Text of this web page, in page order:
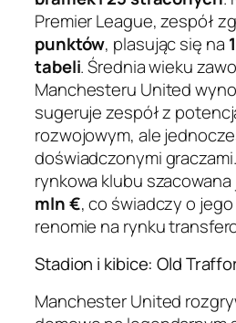
Premier League, zespół
punktów, plasując się na
tabeli. Średnia wieku
Manchesteru United
sugeruje zespół z
rozwojowym, ale
doświadczonymi
rynkowa klubu
mln €, co świadczy o
renomie na rynku
Stadion i kibice: Old
Manchester United